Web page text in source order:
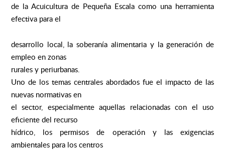
de la Acuicultura de Pequeña Escala como una herramienta
efectiva para el
desarrollo local, la soberanía alimentaria y la generación de
empleo en zonas
rurales y periurbanas.
Uno de los temas centrales abordados fue el impacto de las
nuevas normativas en
el sector, especialmente aquellas relacionadas con el uso
eficiente del recurso
hídrico, los permisos de operación y las exigencias
ambientales para los centros